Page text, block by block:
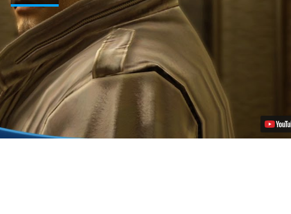
En
el
mundo
del
crimen
organizado
en
PS3
Video